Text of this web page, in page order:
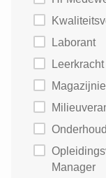
Laborant
Leerkracht
Opleidingsverantwoordelijke / Hr
Manager